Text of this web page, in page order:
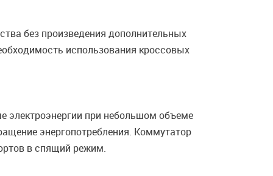
без произведения дополнительных
использования кроссовых
электроэнергии при небольшом объеме
энергопотребления. Коммутатор
в спящий режим.